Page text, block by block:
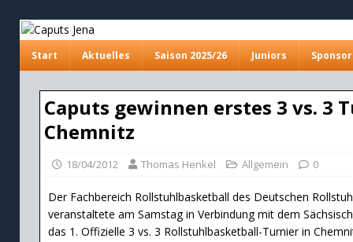
Start Aktuelles Saison 2025/26 Juniors
Caputs gewinnen erstes 3 vs. 3
Chemnitz
18/04/2012 Thomas Henkel Allgemein 0
Der Fachbereich Rollstuhlbasketball des Deutschen
veranstaltete am Samstag in Verbindung mit dem
das 1. Offizielle 3 vs. 3 Rollstuhlbasketball-Turnier in